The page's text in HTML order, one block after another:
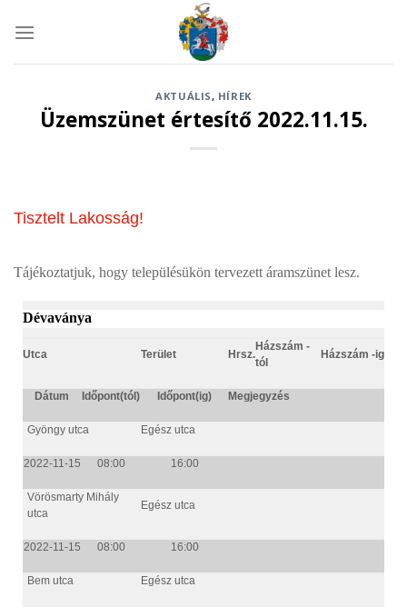
AKTUÁLIS, HÍREK
Üzemszünet értesítő 2022.11.15.
Tisztelt Lakosság!
Tájékoztatjuk, hogy településükön tervezett áramszünet lesz.
Dévaványa
Utca Terület Hrsz.
Házszám -
tól
Házszám -ig
Dátum Időpont(tól) Időpont(ig) Megjegyzés
Gyöngy utca Egész utca
2022-11-15 08:00 16:00
Vörösmarty Mihály
utca
Egész utca
2022-11-15 08:00 16:00
Bem utca Egész utca